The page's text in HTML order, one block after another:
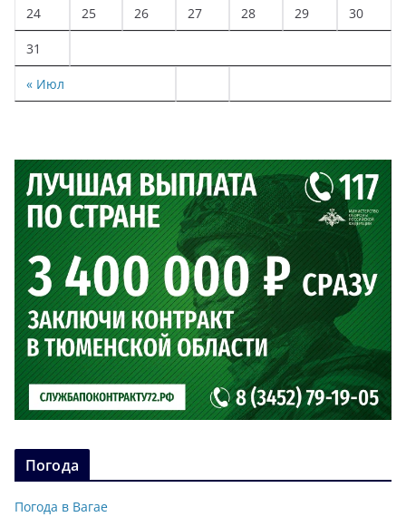
« Июл
24 25 26 27 28 29 30
31
Погода
Погода в Вагае